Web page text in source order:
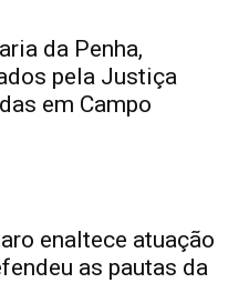
da Penha,
pela Justiça
em Campo
enaltece atuação
as pautas da